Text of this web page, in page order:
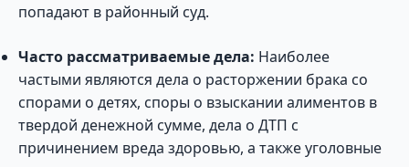
попадают в районный суд.
Часто рассматриваемые дела: Наиболее
частыми являются дела о расторжении брака со
спорами о детях, споры о взыскании алиментов в
твердой денежной сумме, дела о ДТП с
причинением вреда здоровью, а также уголовные